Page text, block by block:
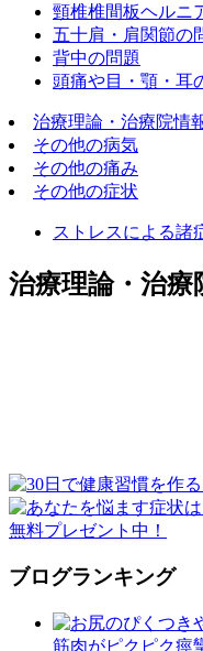
頸椎椎間板ヘルニ
五十肩・肩関節の
背中の問題
頭痛や目・顎・耳
治療理論・治療院情
その他の病気
その他の痛み
その他の症状
ストレスによる諸
治療理論・治療
ブログランキング
筋肉がピクピク痙